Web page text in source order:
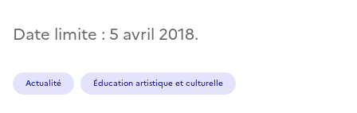
Date limite : 5 avril 2018.
Actualité Éducation artistique et culturelle